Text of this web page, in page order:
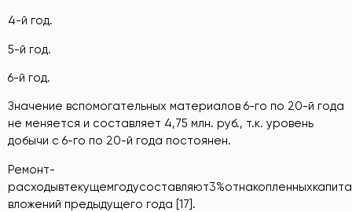
4-й год.
5-й год.
6-й год.
Значение вспомогательных материалов 6-го по 20-й года
не меняется и составляет 4,75 млн. руб., т.к. уровень
добычи с 6-го по 20-й года постоянен.
Ремонт-
вложений предыдущего года [17].